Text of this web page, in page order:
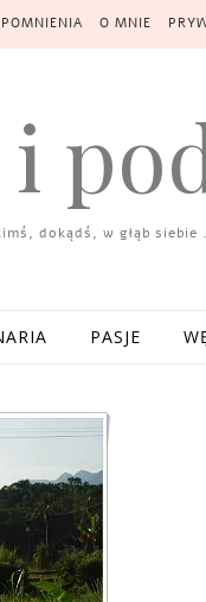
O MNIE
dokądś, w głąb siebie
PASJE